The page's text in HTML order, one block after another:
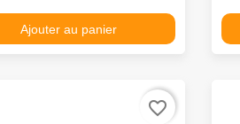
Ajouter au panier
favorite_border